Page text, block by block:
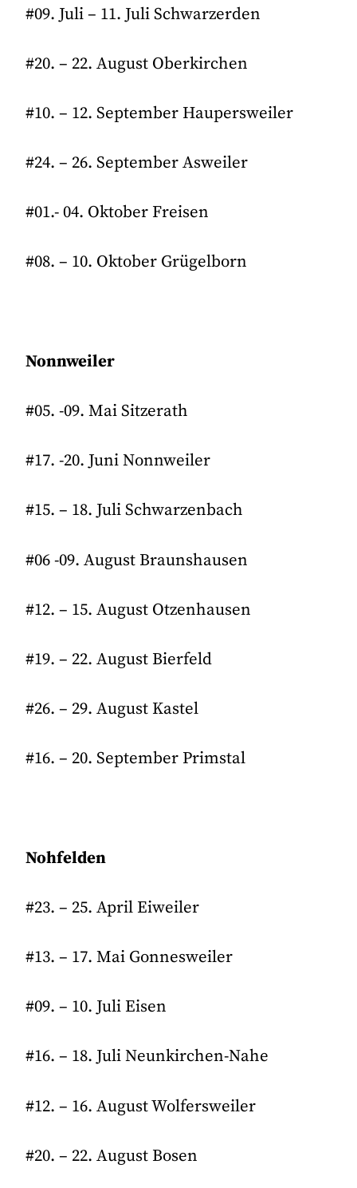
#09. Juli – 11. Juli Schwarzerden
#20. – 22. August Oberkirchen
#10. – 12. September Haupersweiler
#24. – 26. September Asweiler
#01.- 04. Oktober Freisen
#08. – 10. Oktober Grügelborn
Nonnweiler
#05. -09. Mai Sitzerath
#17. -20. Juni Nonnweiler
#15. – 18. Juli Schwarzenbach
#06 -09. August Braunshausen
#12. – 15. August Otzenhausen
#19. – 22. August Bierfeld
#26. – 29. August Kastel
#16. – 20. September Primstal
Nohfelden
#23. – 25. April Eiweiler
#13. – 17. Mai Gonnesweiler
#09. – 10. Juli Eisen
#16. – 18. Juli Neunkirchen-Nahe
#12. – 16. August Wolfersweiler
#20. – 22. August Bosen